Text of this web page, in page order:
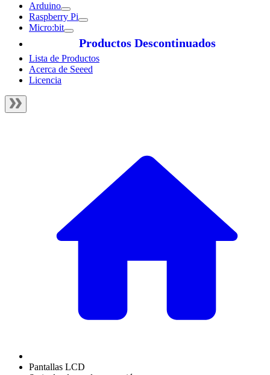
Arduino
Raspberry Pi
Micro:bit
Productos Descontinuados
Lista de Productos
Acerca de Seeed
Licencia
Pantallas LCD